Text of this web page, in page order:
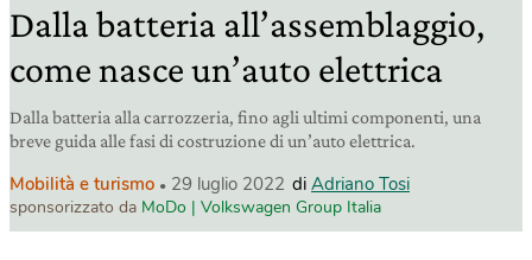
Dalla batteria all’assemblaggio,
come nasce un’auto elettrica
Dalla batteria alla carrozzeria, fino agli ultimi componenti, una
breve guida alle fasi di costruzione di un’auto elettrica.
Mobilità e turismo 29 luglio 2022 di Adriano Tosi
sponsorizzato da MoDo | Volkswagen Group Italia